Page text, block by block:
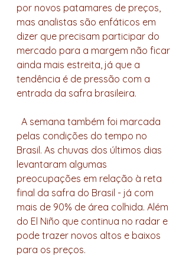
por novos patamares de preços,
mas analistas são enfáticos em
dizer que precisam participar do
mercado para a margem não ficar
ainda mais estreita, já que a
tendência é de pressão com a
entrada da safra brasileira.
pelas condições do tempo no
Brasil. As chuvas dos últimos dias
levantaram algumas
preocupações em relação à reta
final da safra do Brasil - já com
mais de 90% de área colhida. Além
do El Niño que continua no radar e
pode trazer novos altos e baixos
para os preços.